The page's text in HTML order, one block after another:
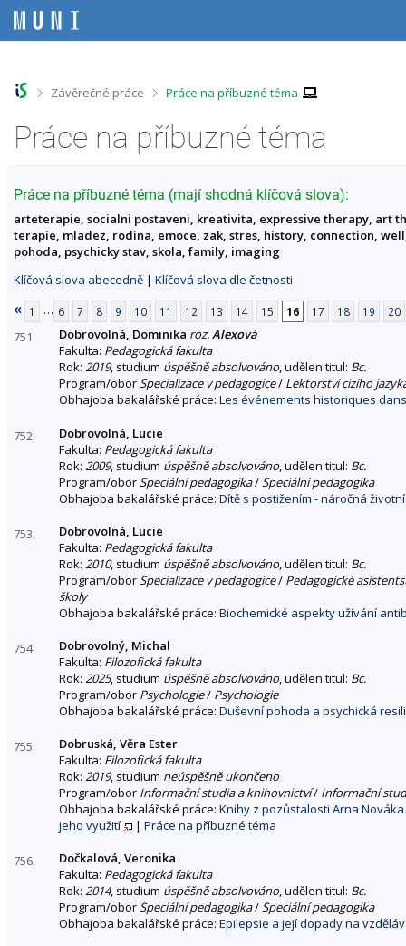
e
e
e
e
>Závěrečné práce >
Práce na příbuzné téma
Práce na příbuzné téma
Práce na příbuzné téma (mají shodná klíčová slova):
arteterapie, socialni postaveni, kreativita, expressive therapy, art
terapie, mladez, rodina, emoce, zak, stres, history, connection,
pohoda, psychicky stav, skola, family, imaging
Klíčová slova abecedně | Klíčová slova dle četnosti
« 1 … 6 7 8 9 10 11 12 13 14 15 16 17 18 19 20
751. Dobrovolná, Dominika roz.Alexová
Fakulta: Pedagogická fakulta
Rok: 2019, studium úspěšně absolvováno, udělen titul: Bc.
Program/oborSpecializace v pedagogice/ Lektorství cizího
Obhajoba bakalářské práce: Les événements historiques
752.
Dobrovolná, Lucie
Fakulta: Pedagogická fakulta
Rok: 2009, studium úspěšně absolvováno, udělen titul: Bc.
Program/oborSpeciální pedagogika/Speciální pedagogika
Obhajoba bakalářské práce: Dítě s postižením - náročná
753.
Dobrovolná, Lucie
Fakulta: Pedagogická fakulta
Rok: 2010, studium úspěšně absolvováno, udělen titul: Bc.
Program/oborSpecializace v pedagogice/ Pedagogické
školy
Obhajoba bakalářské práce: Biochemické aspekty užívání
754.
Dobrovolný, Michal
Fakulta: Filozofická fakulta
Rok: 2025, studium úspěšně absolvováno, udělen titul: Bc.
Program/obor Psychologie/ Psychologie
Obhajoba bakalářské práce: Duševní pohoda a psychická
755.
Dobruská, Věra Ester
Fakulta: Filozofická fakulta
Rok: 2019, studium neúspěšně ukončeno
Program/obor Informační studia a knihovnictví/ Informační
Obhajoba bakalářské práce: Knihy z pozůstalosti Arna
jeho využití
| Práce na příbuzné téma
756.
Dočkalová, Veronika
Fakulta: Pedagogická fakulta
Rok: 2014, studium úspěšně absolvováno, udělen titul: Bc.
Program/oborSpeciální pedagogika/Speciální pedagogika
Obhajoba bakalářské práce: Epilepsie a její dopady na